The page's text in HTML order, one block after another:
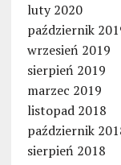
luty 2020
październik
wrzesień 2019
sierpień 2019
marzec 2019
listopad 2018
październik
sierpień 2018